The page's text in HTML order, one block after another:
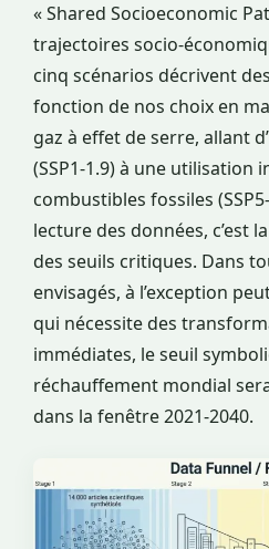
« Shared Socioeconomic
trajectoires socio-
cinq scénarios décrivent
fonction de nos choix en
gaz à effet de serre, allant
(SSP1-1.9) à une utilisation
combustibles fossiles
lecture des données, c’est
des seuils critiques. Dans
envisagés, à l’exception
qui nécessite des
immédiates, le seuil
réchauffement mondial
dans la fenêtre 2021-2040.